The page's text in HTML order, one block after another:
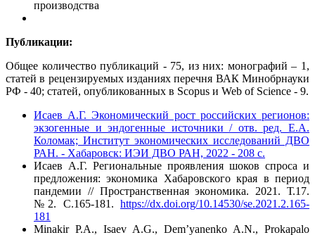
производства
Публикации:
Общее количество публикаций - 75, из них: монографий – 1,
статей в рецензируемых изданиях перечня ВАК Минобрнауки
РФ - 40; статей, опубликованных в Scopus и Web of Science - 9.
Исаев А.Г. Экономический рост российских регионов:
экзогенные и эндогенные источники / отв. ред. Е.А.
Коломак; Институт экономических исследований ДВО
РАН. - Хабаровск: ИЭИ ДВО РАН, 2022 - 208 с.
Исаев А.Г. Региональные проявления шоков спроса и
предложения: экономика Хабаровского края в период
пандемии // Пространственная экономика. 2021. Т.17.
№2. С.165-181. https://dx.doi.org/10.14530/se.2021.2.165-
181
Minakir P.A., Isaev A.G., Dem’yanenko A.N., Prokapalo